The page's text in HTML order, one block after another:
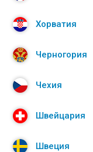
Хорватия
Черногория
Чехия
Швейцария
Швеция